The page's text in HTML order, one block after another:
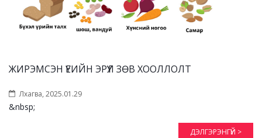
ЖИРЭМСЭН ҮЕИЙН ЭРҮҮЛ ЗӨВ ХООЛЛОЛТ
Лхагва, 2025.01.29
&nbsp;
ДЭЛГЭРЭНГҮЙ >